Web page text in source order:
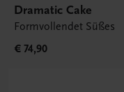
Dramatic Cake
Formvollendet Süßes
€ 74,90